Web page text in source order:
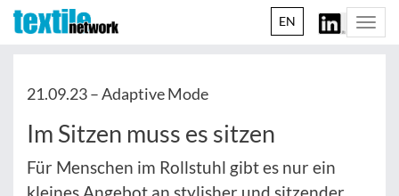
EN
21.09.23 –Adaptive Mode
Im Sitzen muss es sitzen
Für Menschen im Rollstuhl gibt es nur ein